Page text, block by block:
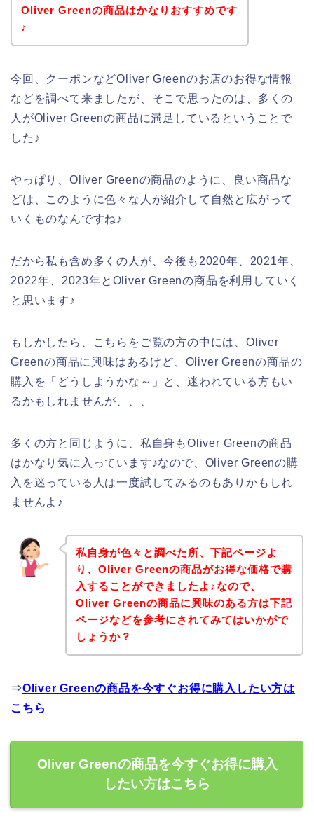
Oliver Greenの商品はかなりおすすめです
♪
今回、クーポンなどOliver Greenのお店のお得な情報
などを調べて来ましたが、そこで思ったのは、多くの
人がOliver Greenの商品に満足しているということで
した♪
やっぱり、Oliver Greenの商品のように、良い商品な
どは、このように色々な人が紹介して自然と広がって
いくものなんですね♪
だから私も含め多くの人が、今後も2020年、2021年、
2022年、2023年とOliver Greenの商品を利用していく
と思います♪
もしかしたら、こちらをご覧の方の中には、Oliver
Greenの商品に興味はあるけど、Oliver Greenの商品の
購入を「どうしようかな～」と、迷われている方もい
るかもしれませんが、、、
多くの方と同じように、私自身もOliver Greenの商品
はかなり気に入っています♪なので、Oliver Greenの購
入を迷っている人は一度試してみるのもありかもしれ
ませんよ♪
私自身が色々と調べた所、下記ページよ
り、Oliver Greenの商品がお得な価格で購
入することができましたよ♪なので、
Oliver Greenの商品に興味のある方は下記
ページなどを参考にされてみてはいかがで
しょうか？
⇒Oliver Greenの商品を今すぐお得に購入したい方は
こちら
Oliver Greenの商品を今すぐお得に購入
したい方はこちら